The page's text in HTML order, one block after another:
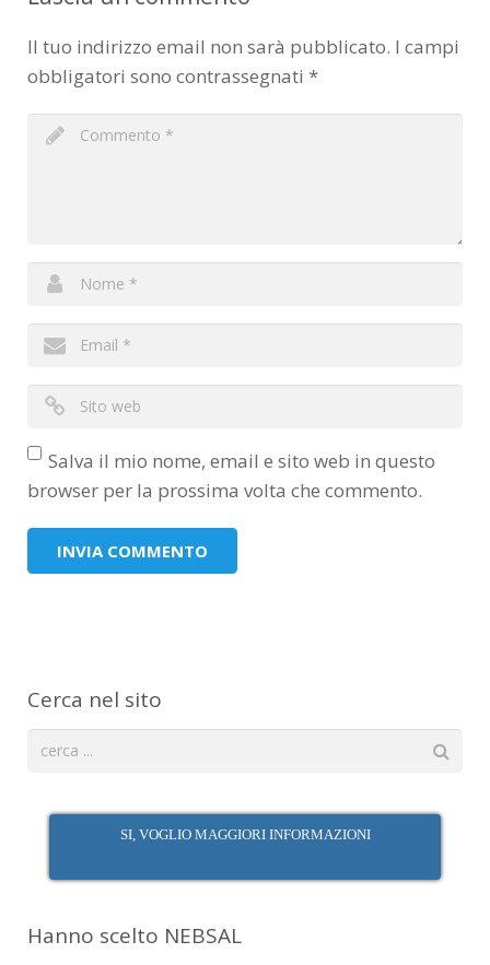
Il tuo indirizzo email non sarà pubblicato. I campi
obbligatori sono contrassegnati *
Salva il mio nome, email e sito web in questo
browser per la prossima volta che commento.
Cerca nel sito
SI, VOGLIO MAGGIORI INFORMAZIONI
Hanno scelto NEBSAL